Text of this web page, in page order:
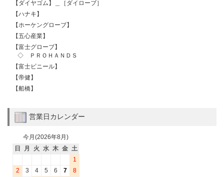
【ダイヤゴム】＿［ダイローブ］
【ハナキ】
【ホーケングローブ】
【五心産業】
【富士グローブ】
◇ ＰＲＯＨＡＮＤＳ
【富士ビニール】
【帝健】
【船橋】
営業日カレンダー
今月(2026年8月)
日
月 火 水 木 金 土
1
2
3 4 5 6 7
8